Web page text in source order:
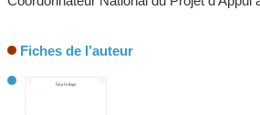
Fiches de l’auteur